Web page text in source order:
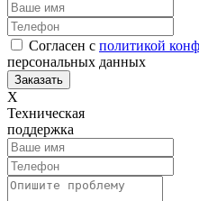
Согласен с политикой
персональных данных
Х
Техническая
поддержка